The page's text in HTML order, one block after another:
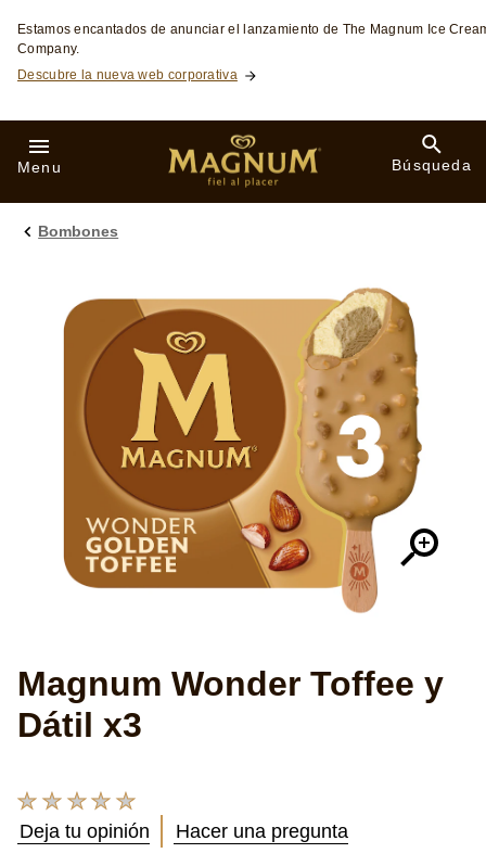
Skip to:
Estamos encantados de anunciar el lanzamiento de The Magnum Ice
Company.
Descubre la nueva web corporativa
Menu Búsqueda
Bombones
Magnum Wonder Toffee y
Dátil x3
No
han
Deja tu opinión Hacer una pregunta